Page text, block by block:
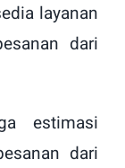
layanan
dari
estimasi
dari